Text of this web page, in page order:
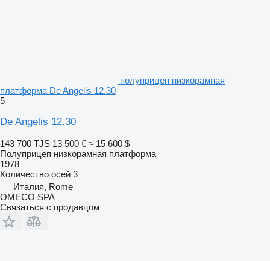
полуприцеп низкорамная
платформа De Angelis 12.30
5
De Angelis 12.30
143 700 TJS 13 500 € ≈ 15 600 $
Полуприцеп низкорамная платформа
1978
Количество осей 3
Италия, Rome
OMECO SPA
Связаться с продавцом